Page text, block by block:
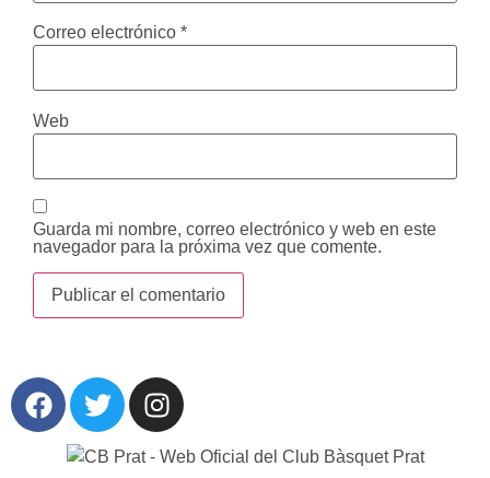
Correo electrónico *
Web
Guarda mi nombre, correo electrónico y web en este
navegador para la próxima vez que comente.